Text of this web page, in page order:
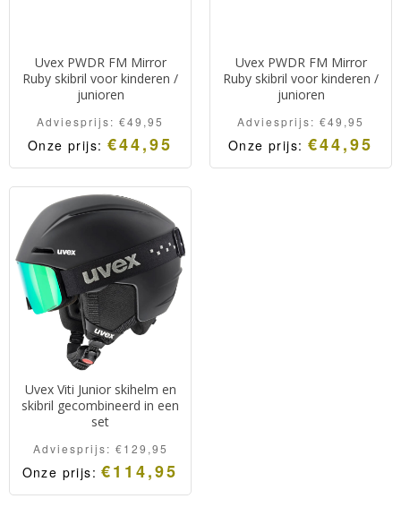
Uvex PWDR FM Mirror
Ruby skibril voor kinderen /
junioren
Adviesprijs: €49,95
Onze prijs: €44,95
Uvex PWDR FM Mirror
Ruby skibril voor kinderen /
junioren
Adviesprijs: €49,95
Onze prijs: €44,95
Uvex Viti Junior skihelm en
skibril gecombineerd in een
set
Adviesprijs: €129,95
Onze prijs:€114,95